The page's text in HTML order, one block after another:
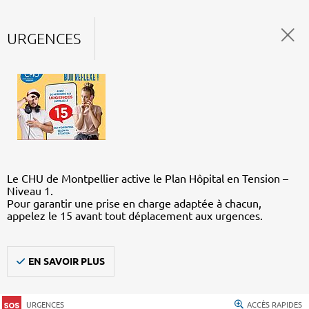
URGENCES
Le CHU de Montpellier active le Plan Hôpital en Tension –
Niveau 1.
Pour garantir une prise en charge adaptée à chacun,
appelez le 15 avant tout déplacement aux urgences.
EN SAVOIR PLUS
URGENCES ACCÈS RAPIDES